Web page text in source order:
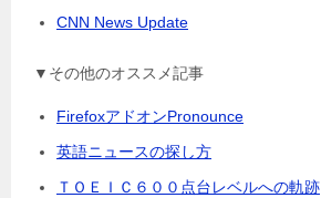
CNN News Update
▼その他のオススメ記事
FirefoxアドオンPronounce
英語ニュースの探し方
ＴＯＥＩＣ６００点台レベルへの軌跡